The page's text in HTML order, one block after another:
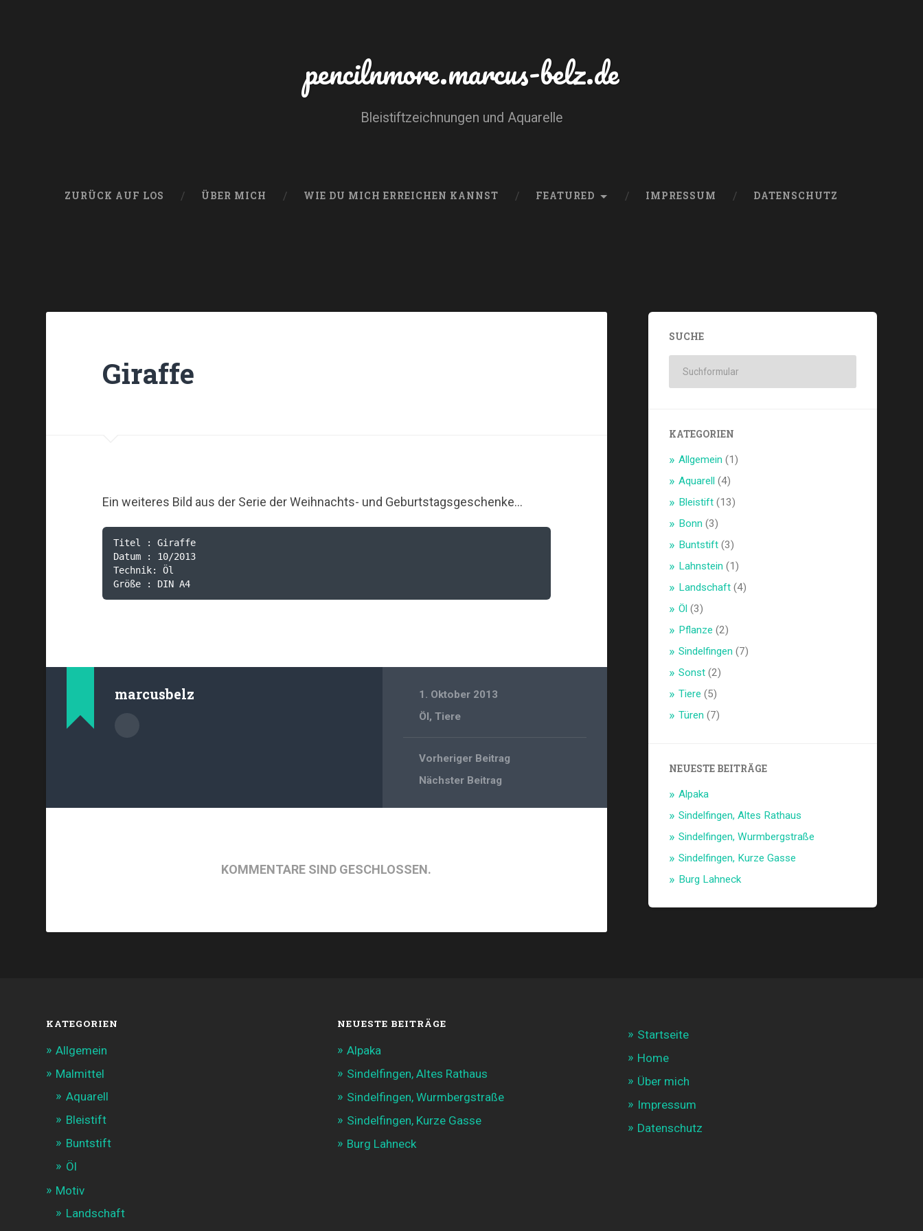
pencilnmore.marcus-belz.de
Bleistiftzeichnungen und Aquarelle
ZURÜCK AUF LOS ÜBER MICH WIE DU MICH ERREICHEN KANNST FEATURED IMPRESSUM DATENSCHUTZ
Giraffe
Ein weiteres Bild aus der Serie der Weihnachts- und Geburtstagsgeschenke…
Titel : Giraffe
Datum : 10/2013
Technik: Öl
Größe : DIN A4
marcusbelz
1. Oktober 2013
Öl,Tiere
Vorheriger Beitrag
Nächster Beitrag
KOMMENTARE SIND GESCHLOSSEN.
SUCHE
KATEGORIEN
Allgemein (1)
Aquarell (4)
Bleistift (13)
Bonn (3)
Buntstift (3)
Lahnstein (1)
Landschaft (4)
Öl (3)
Pflanze (2)
Sindelfingen (7)
Sonst (2)
Tiere (5)
Türen (7)
NEUESTE BEITRÄGE
Alpaka
Sindelfingen, Altes Rathaus
Sindelfingen, Wurmbergstraße
Sindelfingen, Kurze Gasse
Burg Lahneck
KATEGORIEN
Allgemein
Malmittel
Aquarell
Bleistift
Buntstift
Öl
Motiv
Landschaft
NEUESTE BEITRÄGE
Alpaka
Sindelfingen, Altes Rathaus
Sindelfingen, Wurmbergstraße
Sindelfingen, Kurze Gasse
Burg Lahneck
Startseite
Home
Über mich
Impressum
Datenschutz